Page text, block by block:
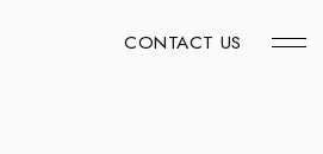
CONTACT US